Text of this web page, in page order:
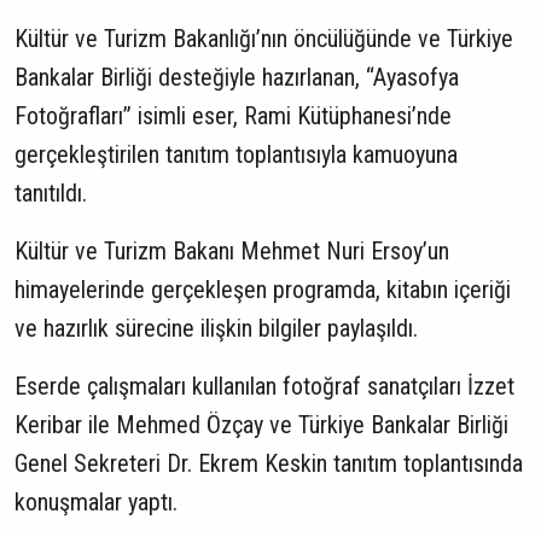
Kültür ve Turizm Bakanlığı’nın öncülüğünde ve Türkiye
Bankalar Birliği desteğiyle hazırlanan, “Ayasofya
Fotoğrafları” isimli eser, Rami Kütüphanesi’nde
gerçekleştirilen tanıtım toplantısıyla kamuoyuna
tanıtıldı.
Kültür ve Turizm Bakanı Mehmet Nuri Ersoy’un
himayelerinde gerçekleşen programda, kitabın içeriği
ve hazırlık sürecine ilişkin bilgiler paylaşıldı.
Eserde çalışmaları kullanılan fotoğraf sanatçıları İzzet
Keribar ile Mehmed Özçay ve Türkiye Bankalar Birliği
Genel Sekreteri Dr. Ekrem Keskin tanıtım toplantısında
konuşmalar yaptı.